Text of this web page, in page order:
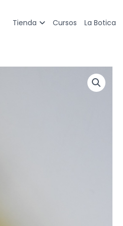
Tienda Cursos La Botica